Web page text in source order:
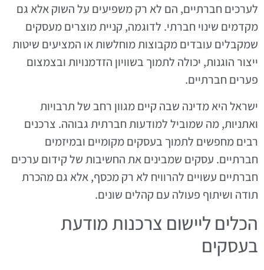
לערכים חברתיים, הם לא רק משפיעים על השוק אלא גם
מקדמים שינוי חברתי. לדוגמה, קניית מוצרים מעסקים
שמקבלים עובדים מקבוצות מוחלשות או המציעים שיטות
ייצור הוגנות, יכולה לתמוך בשוויון הזדמנויות ובצמצום
פערים חברתיים.
ישראל היא מדינה שבה קיים מגוון רחב של תרבויות
ואתניות, מה שמוביל למודעות חברתית גבוהה. צרכנים
רבים מחפשים לתמוך בעסקים מקומיים ובמיזמים
חברתיים. עסקים שמבינים את החשיבות של קידום ערכים
חברתיים עשויים להרוויח לא רק מכסף, אלא גם מהכרת
תודה ושיתוף פעולה עם קהלים שונים.
הכלים ליישום צרכנות מודעת
בעסקים